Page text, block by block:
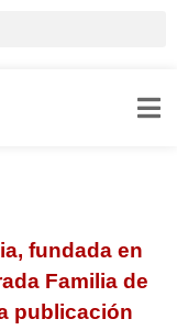
fundada en
Familia de
publicación